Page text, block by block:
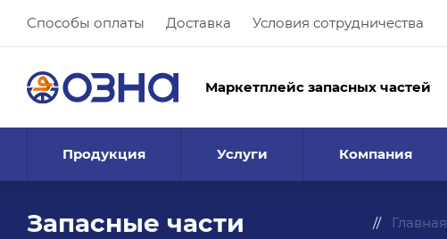
Способы оплаты Доставка Условия сотрудничества
Маркетплейс запасных частей
Продукция Услуги Компания
Запасные части Главная